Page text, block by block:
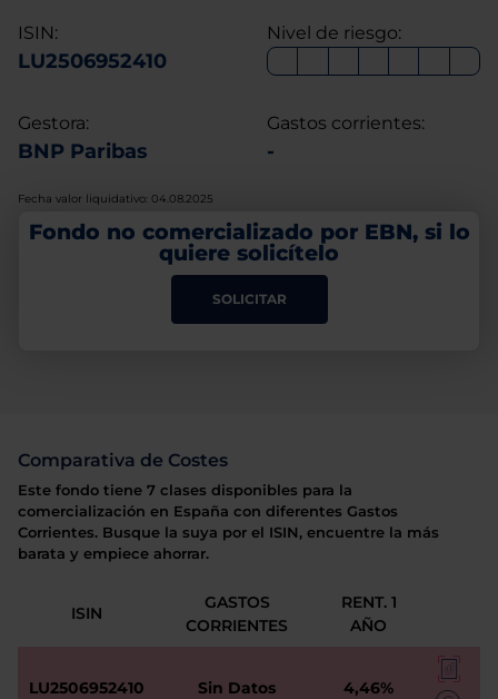
ISIN:
LU2506952410
Nivel de riesgo:
Gestora:
BNP Paribas
Gastos corrientes:
-
Fecha valor liquidativo: 04.08.2025
Fondo no comercializado por EBN, si lo
quiere solicítelo
SOLICITAR
Comparativa de Costes
Este fondo tiene 7 clases disponibles para la
comercialización en España con diferentes Gastos
Corrientes. Busque la suya por el ISIN, encuentre la más
barata y empiece ahorrar.
ISIN
GASTOS
CORRIENTES
RENT. 1
AÑO
LU2506952410 Sin Datos 4,46%